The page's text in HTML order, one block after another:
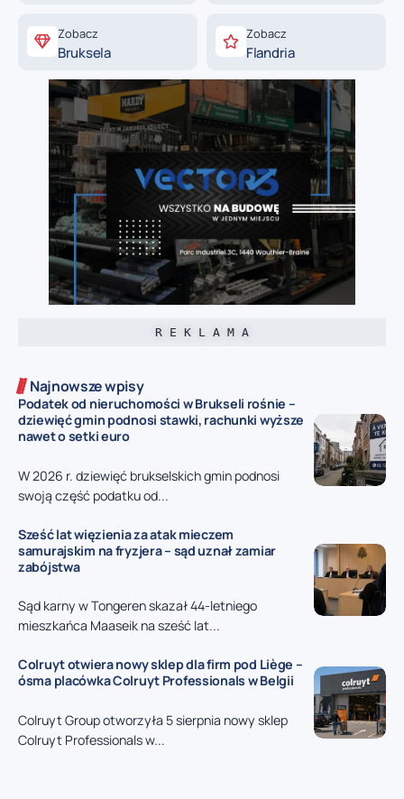
Zobacz
Bruksela
Zobacz
Flandria
R E K L A M A
Najnowsze wpisy
Podatek od nieruchomości w Brukseli rośnie –
dziewięć gmin podnosi stawki, rachunki wyższe
nawet o setki euro
W 2026 r. dziewięć brukselskich gmin podnosi
swoją część podatku od...
Sześć lat więzienia za atak mieczem
samurajskim na fryzjera – sąd uznał zamiar
zabójstwa
Sąd karny w Tongeren skazał 44-letniego
mieszkańca Maaseik na sześć lat...
Colruyt otwiera nowy sklep dla firm pod Liège –
ósma placówka Colruyt Professionals w Belgii
Colruyt Group otworzyła 5 sierpnia nowy sklep
Colruyt Professionals w...